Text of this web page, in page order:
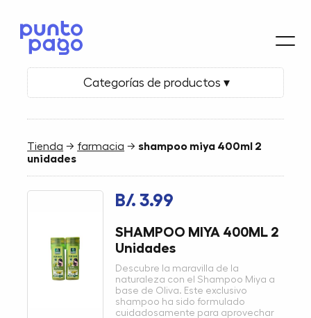
Categorías de productos ▾
Tienda → farmacia → shampoo miya 400ml 2
unidades
B/. 3.99
SHAMPOO MIYA 400ML 2
Unidades
Descubre la maravilla de la
naturaleza con el Shampoo Miya a
base de Oliva. Este exclusivo
shampoo ha sido formulado
cuidadosamente para aprovechar